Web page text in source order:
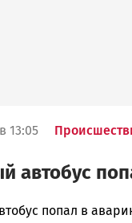
13:05
автобус
попал в